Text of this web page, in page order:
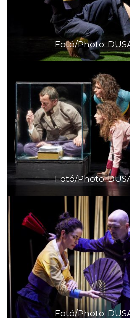
Fotó/Photo:
Fotó/Photo:
Fotó/Photo: